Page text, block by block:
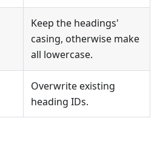
Keep the headings'
casing, otherwise make
all lowercase.
Overwrite existing
heading IDs.